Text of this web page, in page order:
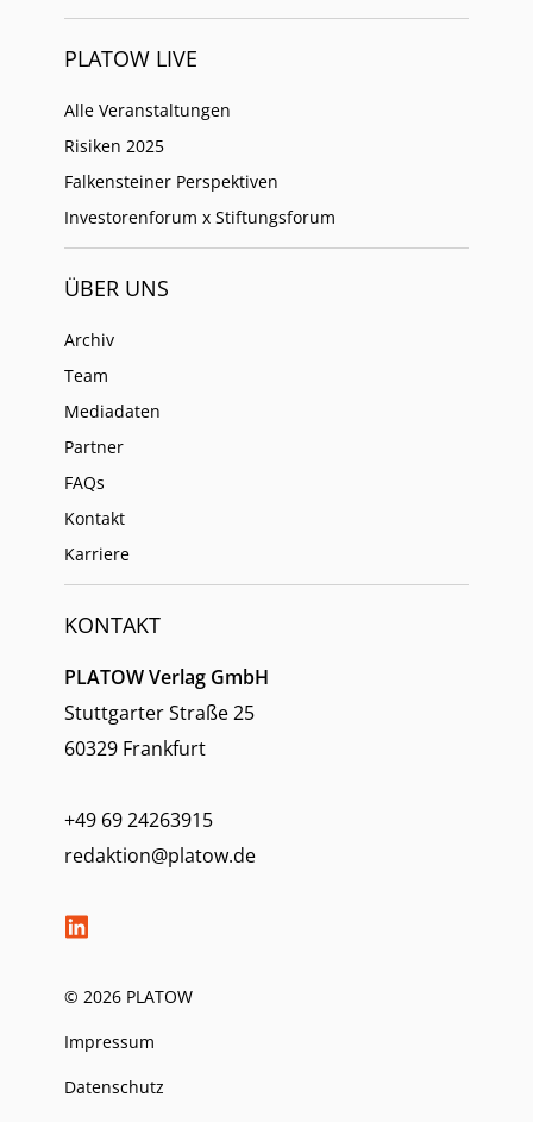
PLATOW LIVE
Alle Veranstaltungen
Risiken 2025
Falkensteiner Perspektiven
Investorenforum x Stiftungsforum
ÜBER UNS
Archiv
Team
Mediadaten
Partner
FAQs
Kontakt
Karriere
KONTAKT
PLATOW Verlag GmbH
Stuttgarter Straße 25
60329 Frankfurt
+49 69 24263915
redaktion@platow.de
© 2026 PLATOW
Impressum
Datenschutz